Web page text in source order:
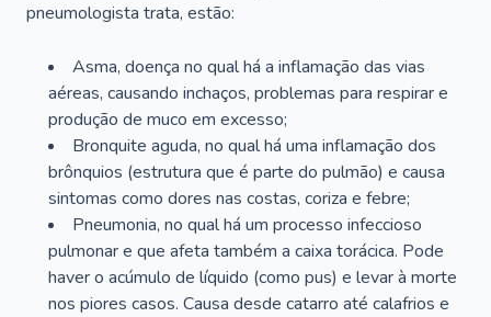
pneumologista trata, estão:
Asma, doença no qual há a inflamação das vias
aéreas, causando inchaços, problemas para respirar e
produção de muco em excesso;
Bronquite aguda, no qual há uma inflamação dos
brônquios (estrutura que é parte do pulmão) e causa
sintomas como dores nas costas, coriza e febre;
Pneumonia, no qual há um processo infeccioso
pulmonar e que afeta também a caixa torácica. Pode
haver o acúmulo de líquido (como pus) e levar à morte
nos piores casos. Causa desde catarro até calafrios e